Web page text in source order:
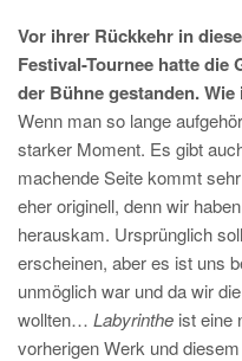
Vor ihrer Rückkehr in
Festival-Tournee hatte
der Bühne gestanden.
Wenn man so lange
starker Moment. Es gibt
machende Seite kommt
eher originell, denn wir
herauskam. Ursprünglich
erscheinen, aber es ist uns
unmöglich war und da wir
wollten… Labyrinthe ist eine
vorherigen Werk und